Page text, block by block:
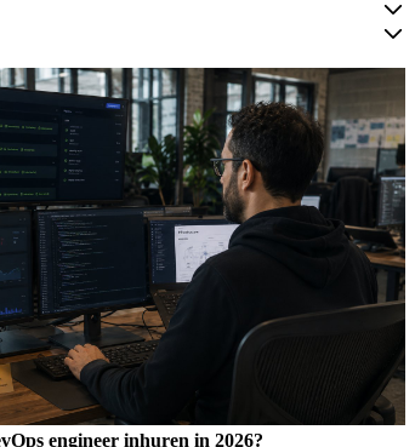
engineer inhuren in 2026?